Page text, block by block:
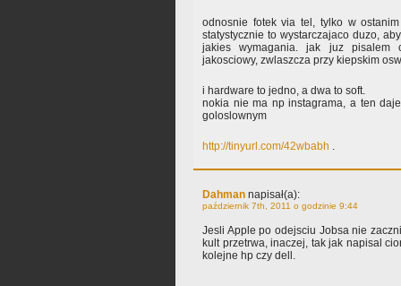
odnosnie fotek via tel, tylko w
statystycznie to wystarczajaco duzo,
jakies wymagania. jak juz
jakosciowy, zwlaszcza przy kiepskim
i hardware to jedno, a dwa to soft.
nokia nie ma np instagrama, a ten
goloslownym
http://tinyurl.com/42wbabh .
Dahman napisał(a):
październik 7th, 2011 o godzinie 9:44
Jesli Apple po odejsciu Jobsa nie
kult przetrwa, inaczej, tak jak napisal
kolejne hp czy dell.